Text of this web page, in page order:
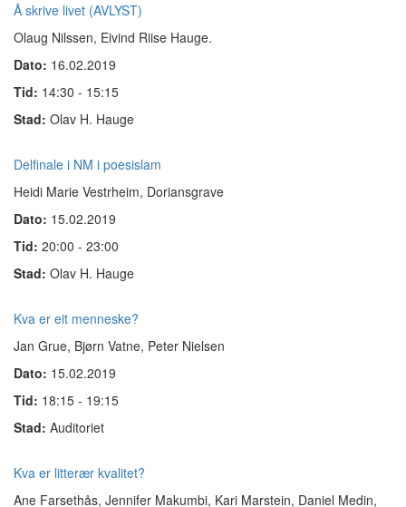
Å skrive livet (AVLYST)
Olaug Nilssen, Eivind Riise Hauge.
Dato: 16.02.2019
Tid: 14:30 - 15:15
Stad: Olav H. Hauge
Delfinale i NM i poesislam
Heidi Marie Vestrheim, Doriansgrave
Dato: 15.02.2019
Tid: 20:00 - 23:00
Stad: Olav H. Hauge
Kva er eit menneske?
Jan Grue, Bjørn Vatne, Peter Nielsen
Dato: 15.02.2019
Tid: 18:15 - 19:15
Stad: Auditoriet
Kva er litterær kvalitet?
Ane Farsethås, Jennifer Makumbi, Kari Marstein, Daniel Medin,